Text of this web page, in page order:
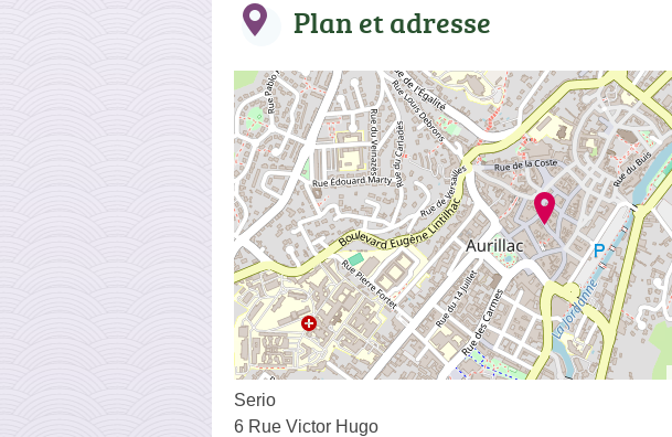
Plan et adresse
Serio
6 Rue Victor Hugo